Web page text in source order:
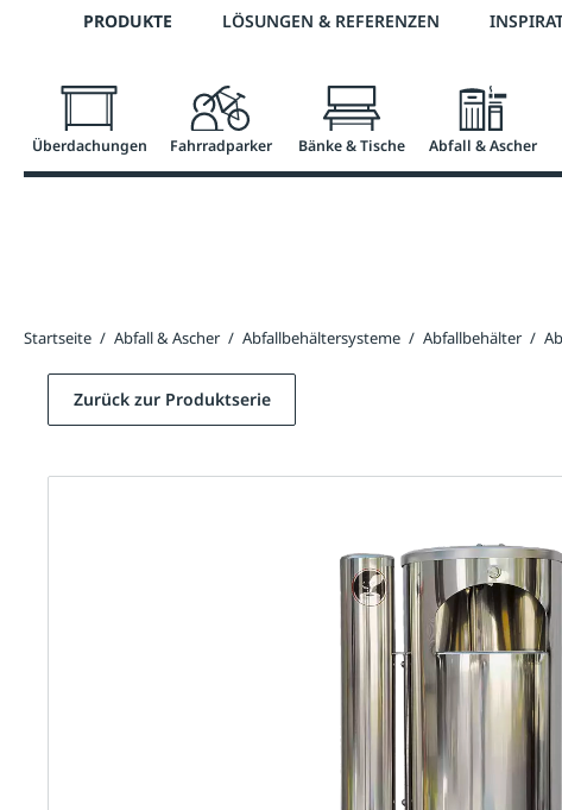
Zur Hauptnavigation springen
Telefon: 0800 / 100 49 02 2
PRODUKTE LÖSUNGEN & REFERENZEN
Überdachungen Fahrradparker Bänke & Tische Abfall & Ascher
Startseite / Abfall & Ascher / Abfallbehältersysteme / Abfallbehälter /
Zurück zur Produktserie